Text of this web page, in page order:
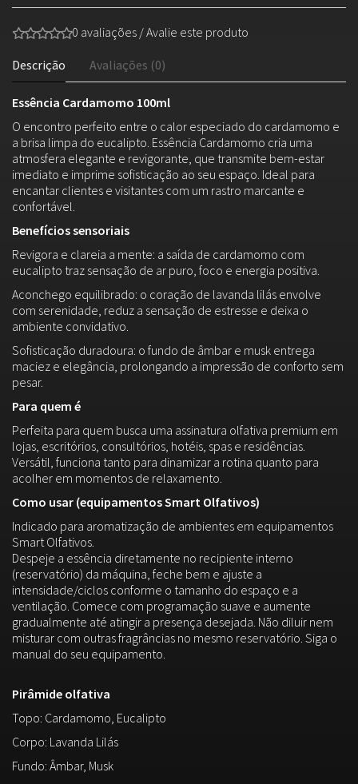
0 avaliações /Avalie este produto
Descrição Avaliações (0)
Essência Cardamomo 100ml
O encontro perfeito entre o calor especiado do cardamomo e
a brisa limpa do eucalipto. Essência Cardamomo cria uma
atmosfera elegante e revigorante, que transmite bem-estar
imediato e imprime sofisticação ao seu espaço. Ideal para
encantar clientes e visitantes com um rastro marcante e
confortável.
Benefícios sensoriais
Revigora e clareia a mente: a saída de cardamomo com
eucalipto traz sensação de ar puro, foco e energia positiva.
Aconchego equilibrado: o coração de lavanda lilás envolve
com serenidade, reduz a sensação de estresse e deixa o
ambiente convidativo.
Sofisticação duradoura: o fundo de âmbar e musk entrega
maciez e elegância, prolongando a impressão de conforto sem
pesar.
Para quem é
Perfeita para quem busca uma assinatura olfativa premium em
lojas, escritórios, consultórios, hotéis, spas e residências.
Versátil, funciona tanto para dinamizar a rotina quanto para
acolher em momentos de relaxamento.
Como usar (equipamentos Smart Olfativos)
Indicado para aromatização de ambientes em equipamentos
Smart Olfativos.
Despeje a essência diretamente no recipiente interno
(reservatório) da máquina, feche bem e ajuste a
intensidade/ciclos conforme o tamanho do espaço e a
ventilação. Comece com programação suave e aumente
gradualmente até atingir a presença desejada. Não diluir nem
misturar com outras fragrâncias no mesmo reservatório. Siga o
manual do seu equipamento.
Pirâmide olfativa
Topo: Cardamomo, Eucalipto
Corpo: Lavanda Lilás
Fundo: Âmbar, Musk